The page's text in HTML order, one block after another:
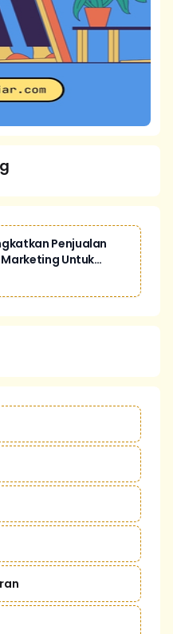
Penjualan
Untuk
Kompetitif